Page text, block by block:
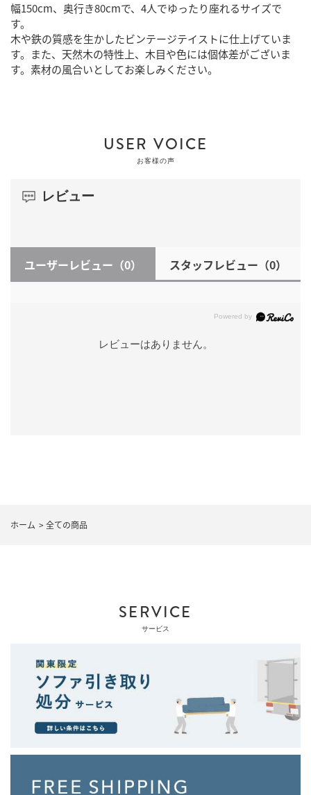
幅150cm、奥行き80cmで、4人でゆったり座れるサイズで
す。
木や鉄の質感を生かしたビンテージテイストに仕上げていま
す。また、天然木の特性上、木目や色には個体差がございま
す。素材の風合いとしてお楽しみください。
USER VOICE
お客様の声
レビュー
ユーザーレビュー （0） スタッフレビュー （0）
レビューはありません。
ホーム >全ての商品
SERVICE
サービス